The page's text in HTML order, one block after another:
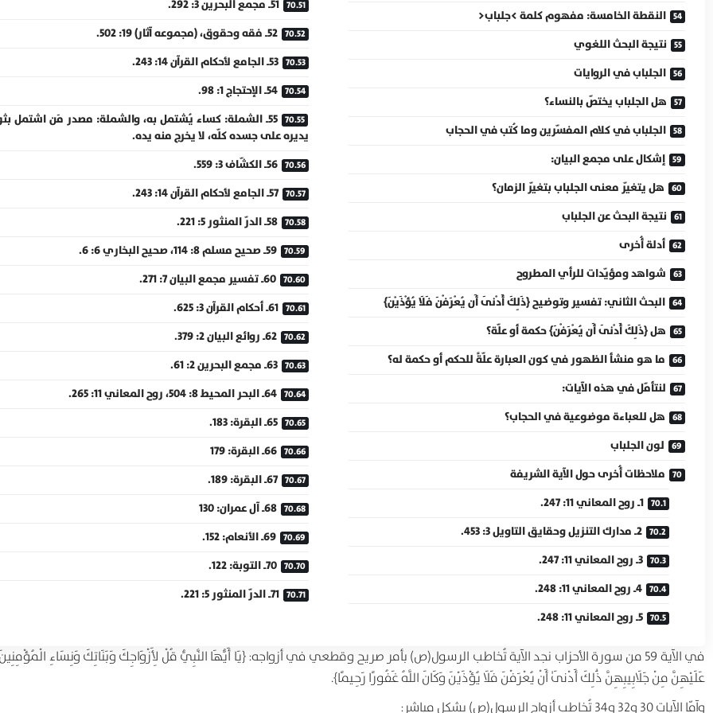
النقطة الخامسة: مفهوم كلمة >جلباب<
نتيجة البحث اللغوي
الجلباب في الروايات
هل الجلباب يختصّ بالنساء؟
الجلباب في كلام المفسّرين وما كُتب في الحجاب
إشكال على مجمع البيان:
هل يتغيّر معنى الجلباب بتغيّر الزمان؟
نتيجة البحث عن الجلباب
أدلة أُخرى
شواهد ومؤيّدات للرأي المطروح
البحث الثاني: تفسير وتوضيح {ذَلِكَ أَدْنَى أَن يُعْرَفْنَ فَلَا يُؤْذَيْنَ}
هل {ذَلِكَ أَدْنَى أَن يُعْرَفْنَ} حكمة أو علّة؟
ما هو منشأ الظهور في كون العبارة علّةً للحكم أو حكمة له؟
لنتأمّل في هذه الآيات:
هل للعباءة موضوعية في الحجاب؟
لون الجلباب
ملاحظات أُخرى حول الآية الشريفة
1ـ روح المعاني 11: 247.
2ـ مدارك التنزيل وحقايق التاويل 3: 453.
3ـ روح المعاني 11: 247.
4ـ روح المعاني 11: 248.
5ـ روح المعاني 11: 248.
51ـ مجمع البحرين 3: 292.
52ـ فقه وحقوق، (مجموعه آثار) 19: 502.
53ـ الجامع لأحكام القرآن 14: 243.
54ـ الإحتجاج 1: 98.
55ـ الشملة: كساء يُشتمل به، والشملة: مصدر مَن اشتمل
يديره على جسده كلّه، لا يخرج منه يده.
56ـ الكشّاف 3: 559.
57ـ الجامع لأحكام القرآن 14: 243.
58ـ الدرّ المنثور 5: 221.
59ـ صحيح مسلم 8: 114، صحيح البخاري 6: 6.
60ـ تفسير مجمع البيان 7: 271.
61ـ أحكام القرآن 3: 625.
62ـ روائع البيان 2: 379.
63ـ مجمع البحرين 2: 61.
64ـ البحر المحيط 8: 504، روح المعاني 11: 265.
65ـ البقرة: 183.
66ـ البقرة: 179
67ـ البقرة: 189.
68ـ آل عمران: 130
69ـ الأنعام: 152.
70ـ التوبة: 122.
71ـ الدرّ المنثور 5: 221.
في الآية 59 من سورة الأحزاب نجد الآية تُخاطب الرسول(ص) بأمر صريح وقطعي في أزواجه: {يَا أَيُّهَا النَّبِيُّ قُلْ لِأَزْوَاجِكَ وَبَنَاتِكَ وَنِسَاءِ
عَلَيْهِنَّ مِنْ جَلَابِيبِهِنَّ ذَٰلِكَ أَدْنَىٰ أَنْ يُعْرَفْنَ فَلَا يُؤْذَيْنَ وَكَانَ اللَّهُ غَفُورًا رَحِيمًا}.
وآمّا الآيات 30 و32 و34 تُخاطب أزواج الرسول(ص) بشكل مباشر: